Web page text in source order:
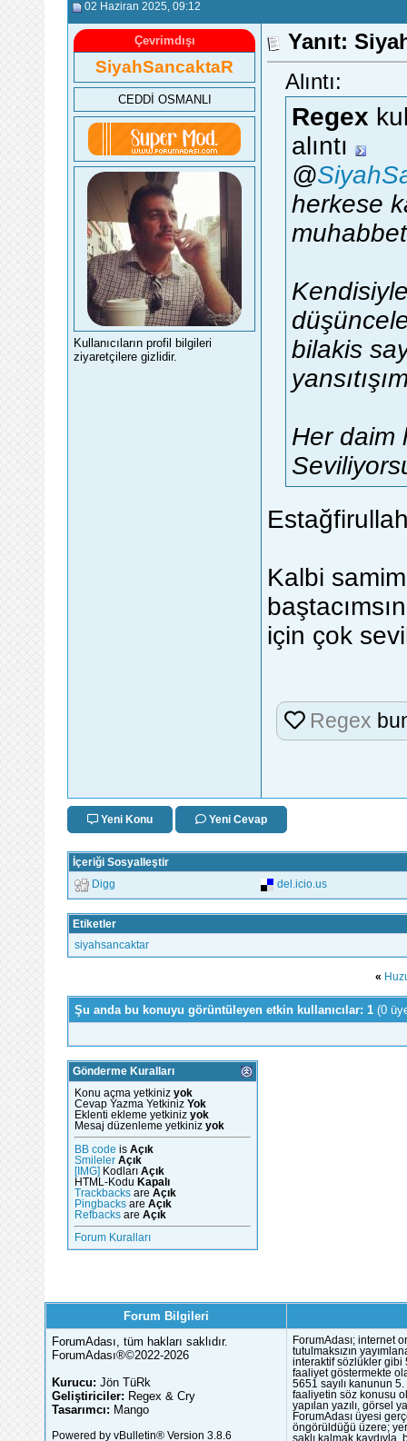
02 Haziran 2025 , 09:12
Çevrimdışı
SiyahSancaktaR
CEDDİ OSMANLI
Kullanıcıların profil bilgileri
ziyaretçilere gizlidir.
Yanıt:
Alıntı:
Regex
alıntı
@
herkese
bilakis
Her daim
Kalbi
için çok
Regex
Yeni Konu Yeni Cevap
İçeriği Sosyalleştir
Digg del.icio.us
Etiketler
siyahsancaktar
«
Şu anda bu konuyu görüntüleyen etkin kullanıcılar: 1 (0
Gönderme Kuralları
Konu açma yetkiniz yok
Cevap Yazma Yetkiniz Yok
Eklenti ekleme yetkiniz yok
Mesaj düzenleme yetkiniz yok
BB code is Açık
Smileler Açık
[IMG] Kodları Açık
HTML-Kodu Kapalı
Trackbacks are Açık
Pingbacks are Açık
Refbacks are Açık
Forum Kuralları
Forum Bilgileri
ForumAdası, tüm hakları saklıdır.
ForumAdası®©2022-2026
Kurucu: Jön TüRk
Geliştiriciler: Regex & Cry
Tasarımcı: Mango
Powered by vBulletin® Version 3.8.6
ForumAdası; internet
tutulmaksızın
interaktif sözlükler gibi
faaliyet göstermekte
5651 sayılı kanunun
faaliyetin söz konusu
yapılan yazılı, görsel
ForumAdası üyesi
öngörüldüğü üzere;
saklı kalmak